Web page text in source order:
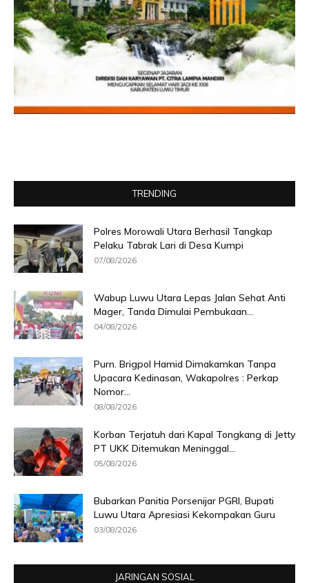
TRENDING
Polres Morowali Utara Berhasil Tangkap
Pelaku Tabrak Lari di Desa Kumpi
07/08/2026
Wabup Luwu Utara Lepas Jalan Sehat Anti
Mager, Tanda Dimulai Pembukaan...
04/08/2026
Purn. Brigpol Hamid Dimakamkan Tanpa
Upacara Kedinasan, Wakapolres : Perkap
Nomor...
08/08/2026
Korban Terjatuh dari Kapal Tongkang di Jetty
PT UKK Ditemukan Meninggal...
05/08/2026
Bubarkan Panitia Porsenijar PGRI, Bupati
Luwu Utara Apresiasi Kekompakan Guru
03/08/2026
JARINGAN SOSIAL